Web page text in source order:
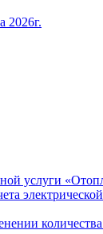
2026г.
услуги